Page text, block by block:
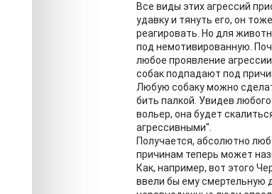
Все виды этих агрессий
удавку и тянуть его, он
реагировать. Но для
под немотивированную.
любое проявление
собак подпадают под
Любую собаку можно
бить палкой. Увидев
вольер, она будет
агрессивными".
Получается, абсолютно
причинам теперь может
Как, например, вот этого
ввели бы ему смертельную